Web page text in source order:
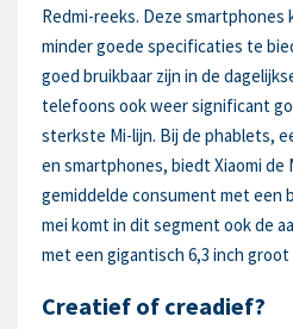
Redmi-reeks. Deze
minder goede specificaties te
goed bruikbaar zijn in de
telefoons ook weer significant
sterkste Mi-lijn. Bij de phablets,
en smartphones, biedt Xiaomi de
gemiddelde consument met een
mei komt in dit segment ook de
met een gigantisch 6,3 inch
Creatief of creadief?